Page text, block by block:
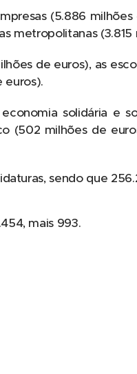
(5.886
metropolitanas
de euros), as
euros).
solidária e
(502 milhões de
sendo que
mais 993.